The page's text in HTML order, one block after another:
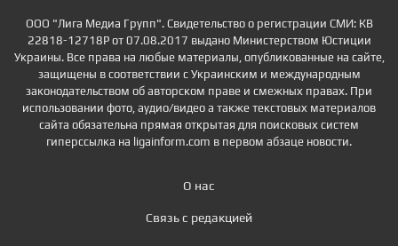
ООО "Лига Медиа Групп". Свидетельство о регистрации СМИ: КВ
22818-12718Р от 07.08.2017 выдано Министерством Юстиции
Украины. Все права на любые материалы, опубликованные на сайте,
защищены в соответствии с Украинским и международным
законодательством об авторском праве и смежных правах. При
использовании фото, аудио/видео а также текстовых материалов
сайта обязательна прямая открытая для поисковых систем
гиперссылка на ligainform.com в первом абзаце новости.
О нас
Связь с редакцией